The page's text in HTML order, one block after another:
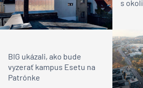
s
BIG ukázali, ako bude
vyzerať kampus Esetu na
Patrónke